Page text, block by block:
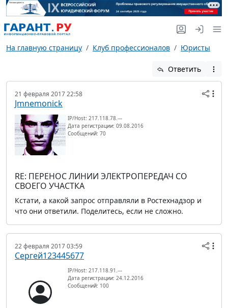
На главную страницу Клуб профессионалов Юристы
Ответить
21 февраля 2017 22:58
Jmnemonick
IP/Host: 217.118.78.---
Дата регистрации: 09.08.2016
Сообщений: 70
RE: ПЕРЕНОС ЛИНИИ ЭЛЕКТРОПЕРЕДАЧ СО
СВОЕГО УЧАСТКА
Кстати, а какой запрос отправляли в Ростехнадзор и
что они ответили. Поделитесь, если не сложно.
22 февраля 2017 03:59
Сергей123445677
IP/Host: 217.118.91.---
Дата регистрации: 24.12.2016
Сообщений: 100